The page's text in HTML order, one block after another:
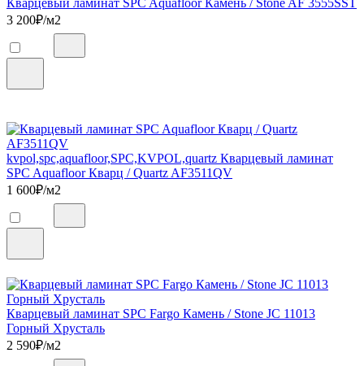
3 200₽/м2
kvpol,spc,aquafloor,SPC,KVPOL,quartz Кварцевый ламинат
SPC Aquafloor Кварц / Quartz AF3511QV
1 600₽/м2
Кварцевый ламинат SPC Fargo Камень / Stone JC 11013
Горный Хрусталь
2 590₽/м2